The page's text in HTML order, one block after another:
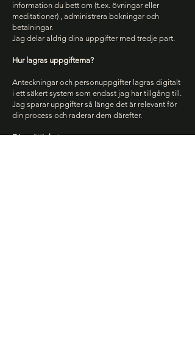
information du bett om (t.ex. övningar eller
meditationer) , administrera bokningar och
betalningar.
Jag delar aldrig dina uppgifter med tredje part.
Hur lagras uppgifterna?
Anteckningar och personuppgifter lagras digitalt
i ett säkert system som endast jag har tillgång till.
Jag sparar uppgifter så länge det är relevant för
din process och raderar dem därefter.
Dina rättigheter